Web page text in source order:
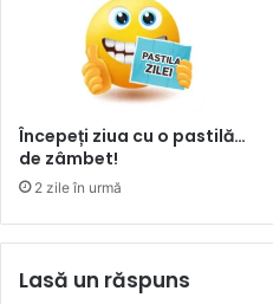
Începeți ziua cu o pastilă…
de zâmbet!
2 zile în urmă
Lasă un răspuns